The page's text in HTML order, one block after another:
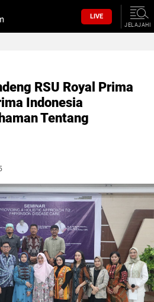
LIVE
JELAJAHI
RSU Royal Prima
Indonesia
Tentang